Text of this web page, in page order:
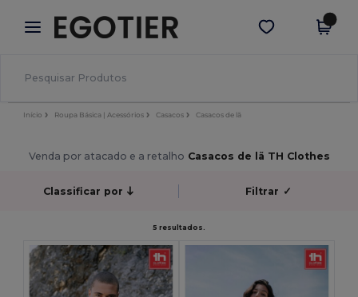
× App Egotier
Melhores preços na app!
Obter app
Início Roupa Básica | Acessórios Casacos Casacos de lã
Venda por atacado e a retalho Casacos de lã TH Clothes
Classificar por Filtrar ✓
5 resultados.